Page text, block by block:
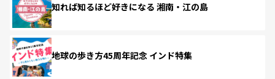
知れば知るほど好きになる 湘南・江の島
地球の歩き方45周年記念 インド特集